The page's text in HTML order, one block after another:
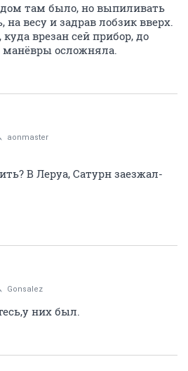
там было, но выпиливать
на весу и задрав лобзик вверх.
врезан сей прибор, до
манёвры осложняла.
aonmaster
В Леруа, Сатурн заезжал-
Gonsalez
них был.